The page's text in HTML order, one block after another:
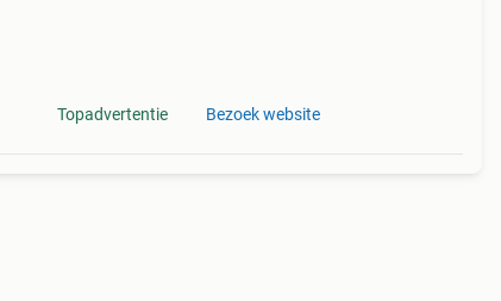
Topadvertentie Bezoek website